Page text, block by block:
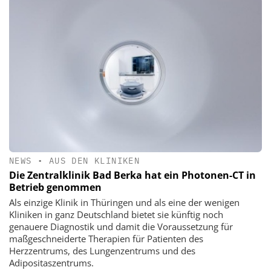
NEWS • AUS DEN KLINIKEN
Die Zentralklinik Bad Berka hat ein Photonen-CT in
Betrieb genommen
Als einzige Klinik in Thüringen und als eine der wenigen
Kliniken in ganz Deutschland bietet sie künftig noch
genauere Diagnostik und damit die Voraussetzung für
maßgeschneiderte Therapien für Patienten des
Herzzentrums, des Lungenzentrums und des
Adipositaszentrums.